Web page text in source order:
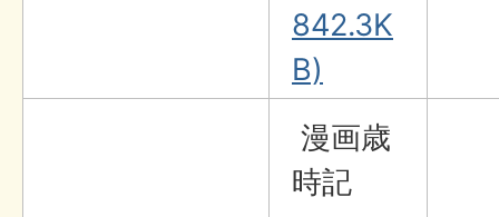
842.3K
B)
漫画歳
時記